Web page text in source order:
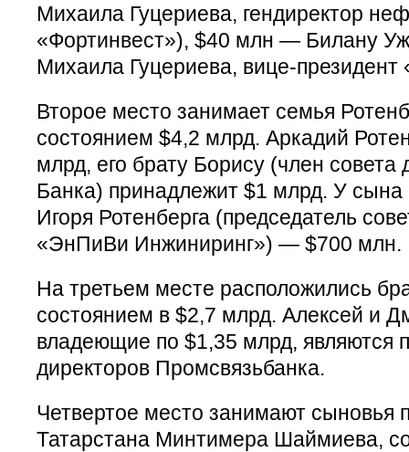
Михаила Гуцериева, гендиректор
«Фортинвест»), $40 млн — Билану
Михаила Гуцериева, вице-
Второе место занимает семья
состоянием $4,2 млрд. Аркадий
млрд, его брату Борису (член
Банка) принадлежит $1 млрд. У сына
Игоря Ротенберга (председатель
«ЭнПиВи Инжиниринг») — $700 млн.
На третьем месте расположились
состоянием в $2,7 млрд. Алексей и
владеющие по $1,35 млрд, являются
директоров Промсвязьбанка.
Четвертое место занимают сыновья
Татарстана Минтимера Шаймиева,